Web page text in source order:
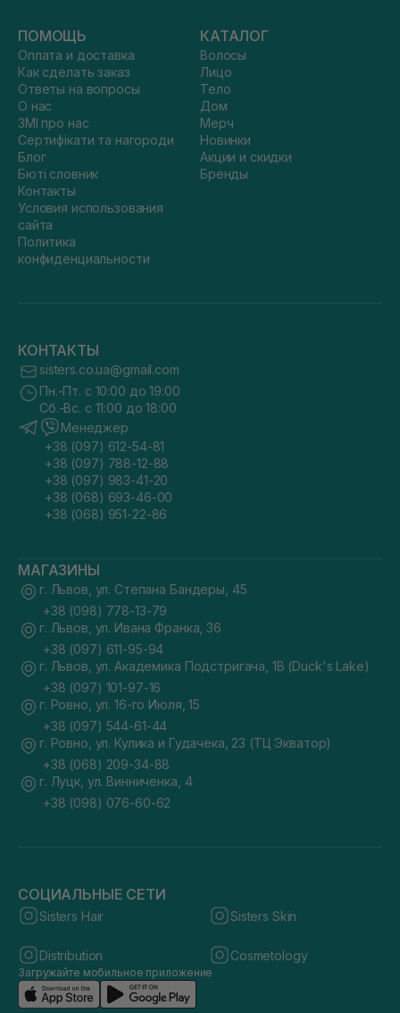
ПОМОЩЬ
Оплата и доставка
Как сделать заказ
Ответы на вопросы
О нас
ЗМІ про нас
Сертифікати та нагороди
Блог
Бюті словник
Контакты
Условия использования
сайта
Политика
конфиденциальности
КАТАЛОГ
Волосы
Лицо
Тело
Дом
Мерч
Новинки
Акции и скидки
Бренды
КОНТАКТЫ
sisters.co.ua@gmail.com
Пн.-Пт. с 10:00 до 19:00
Сб.-Вс. с 11:00 до 18:00
Менеджер
+38 (097) 612-54-81
+38 (097) 788-12-88
+38 (097) 983-41-20
+38 (068) 693-46-00
+38 (068) 951-22-86
МАГАЗИНЫ
г. Львов, ул. Степана Бандеры, 45
+38 (098) 778-13-79
г. Львов, ул. Ивана Франка, 36
+38 (097) 611-95-94
г. Львов, ул. Академика Подстригача, 1В (Duck's Lake)
+38 (097) 101-97-16
г. Ровно, ул. 16-го Июля, 15
+38 (097) 544-61-44
г. Ровно, ул. Кулика и Гудачека, 23 (ТЦ Экватор)
+38 (068) 209-34-88
г. Луцк, ул. Винниченка, 4
+38 (098) 076-60-62
СОЦИАЛЬНЫЕ СЕТИ
Sisters Hair Sisters Skin
Distribution Cosmetology
Загружайте мобильное приложение